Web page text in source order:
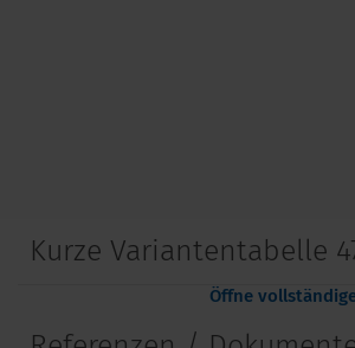
Kurze Variantentabelle
Öffne